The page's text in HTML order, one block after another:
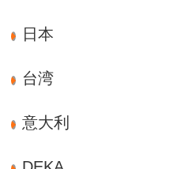
日本
台湾
意大利